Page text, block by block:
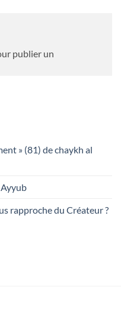
publier un
» (81) de chaykh al
rapproche du Créateur ?